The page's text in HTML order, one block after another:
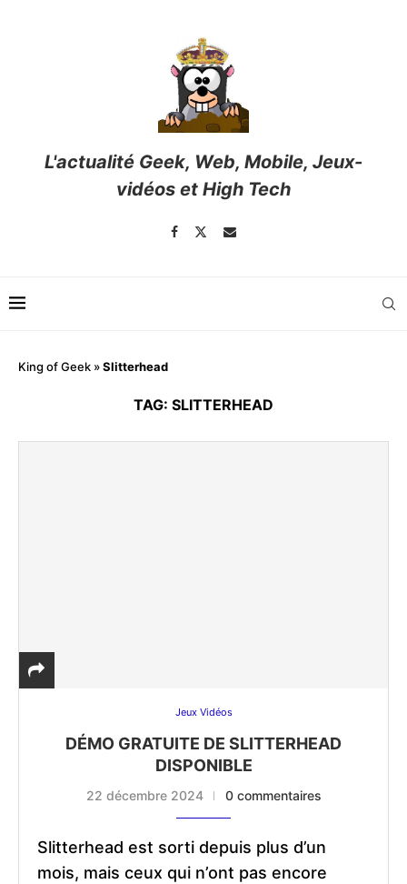
L'actualité Geek, Web, Mobile, Jeux-
vidéos et High Tech
King of Geek »Slitterhead
TAG: SLITTERHEAD
Jeux Vidéos
DÉMO GRATUITE DE SLITTERHEAD
DISPONIBLE
22 décembre 2024 0 commentaires
Slitterhead est sorti depuis plus d’un
mois, mais ceux qui n’ont pas encore